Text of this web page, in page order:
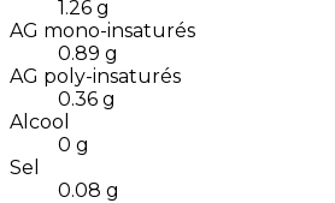
1.26 g
AG mono-insaturés
0.89 g
AG poly-insaturés
0.36 g
Alcool
0 g
Sel
0.08 g